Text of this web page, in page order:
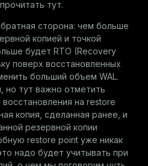
тут.
сторона: чем больше
копией и точкой
будет RTO (Recovery
поверх восстановленных
больший объем WAL.
но тут важно отметить
на restore
копия, сделанная ранее, и
резервной копии
restore point уже никак
надо будет учитывать при